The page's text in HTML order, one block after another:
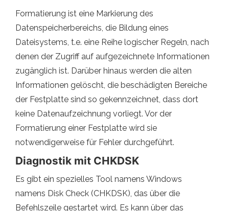
Formatierung ist eine Markierung des
Datenspeicherbereichs, die Bildung eines
Dateisystems, t.e. eine Reihe logischer Regeln, nach
denen der Zugriff auf aufgezeichnete Informationen
zugänglich ist. Darüber hinaus werden die alten
Informationen gelöscht, die beschädigten Bereiche
der Festplatte sind so gekennzeichnet, dass dort
keine Datenaufzeichnung vorliegt. Vor der
Formatierung einer Festplatte wird sie
notwendigerweise für Fehler durchgeführt.
Diagnostik mit CHKDSK
Es gibt ein spezielles Tool namens Windows
namens Disk Check (CHKDSK), das über die
Befehlszeile gestartet wird. Es kann über das